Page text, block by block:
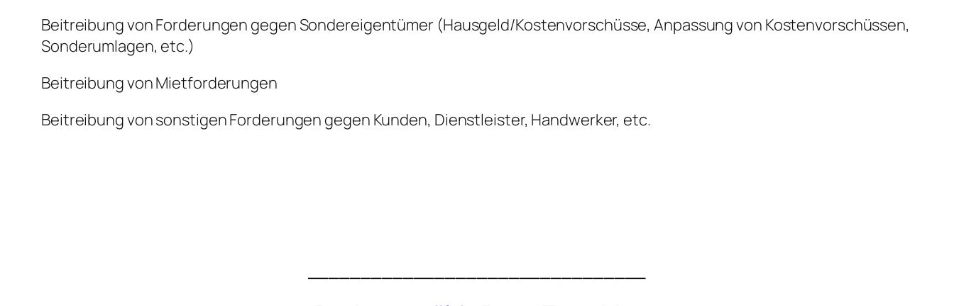
Beitreibung von Forderungen gegen Sondereigentümer (Hausgeld/Kostenvorschüsse, Anpassung von Kostenvorschüssen,
Sonderumlagen, etc.)
Beitreibung von Mietforderungen
Beitreibung von sonstigen Forderungen gegen Kunden, Dienstleister, Handwerker, etc.